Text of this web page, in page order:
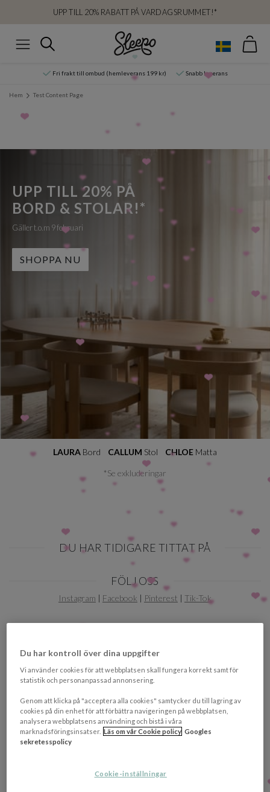
UPP TILL 20% RABATT PÅ VARDAGSRUMMET!*
Sök
Fri frakt till ombud (hemleverans 199 kr) Snabb leverans
Hem Test Content Page
UPP TILL 20% PÅ
BORD & STOLAR!*
Gäller t.o.m 9 februari
SHOPPA NU
LAURABord CALLUM Stol CHLOEMatta
*Se exkluderingar
DU HAR TIDIGARE TITTAT PÅ
FÖLJ OSS
Instagram | Facebook | Pinterest | Tik-Tok
PRENUMERERA PÅ VÅRT NYHETSBREV!
Ta del av de senaste nyheterna, erbjudanden och
inspiration genom vårt nyhetsbrev.
Du har kontroll över dina uppgifter
Vi använder cookies för att webbplatsen skall fungera korrekt samt för
statistik och personanpassad annonsering.
Genom att klicka på "acceptera alla cookies" samtycker du till lagring av
cookies på din enhet för att förbättra navigeringen på webbplatsen,
analysera webbplatsens användning och bistå i våra
marknadsföringsinsatser. Läs om vår Cookie policy Googles
sekretesspolicy
Cookie-inställningar